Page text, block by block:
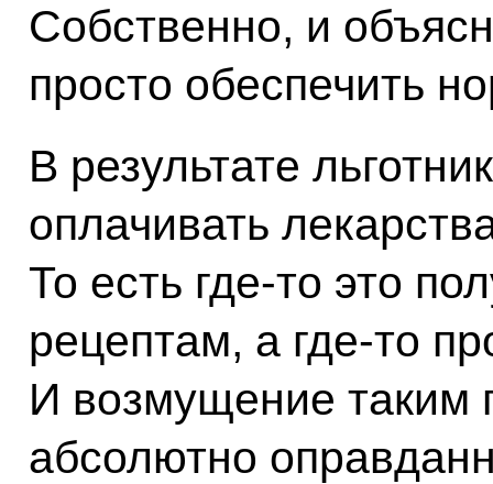
Собственно, и
просто обеспечить
В результате
оплачивать
То есть где-то это
рецептам, а где-то
И возмущение таким
абсолютно